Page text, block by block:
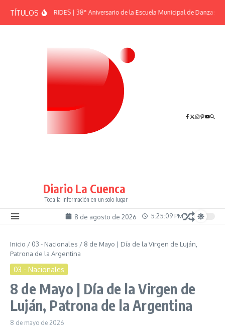
TÍTULOSEFEMÉRIDES | 38° Aniversario de la Escuela Municipal de Danzas “El
Diario La Cuenca
Toda la Información en un solo lugar
8 de agosto de 2026 5:25:09 PM
Inicio / 03 - Nacionales / 8 de Mayo | Día de la Virgen de Luján,
Patrona de la Argentina
03 - Nacionales
8 de Mayo | Día de la Virgen de
Luján, Patrona de la Argentina
8 de mayo de 2026